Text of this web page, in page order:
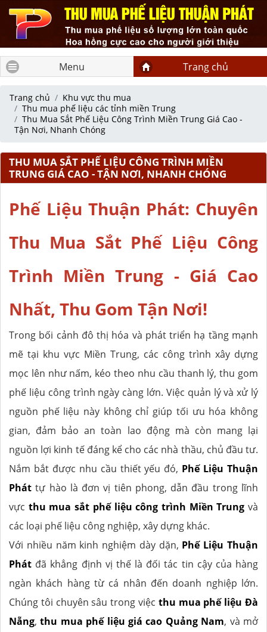
Menu Trang chủ
Trang chủ
Khu vực thu mua
Thu mua phế liệu các tỉnh miền Trung
Thu Mua Sắt Phế Liệu Công Trình Miền Trung Giá Cao -
Tận Nơi, Nhanh Chóng
THU MUA SẮT PHẾ LIỆU CÔNG TRÌNH MIỀN
TRUNG GIÁ CAO - TẬN NƠI, NHANH CHÓNG
Phế Liệu Thuận Phát: Chuyên
Thu Mua Sắt Phế Liệu Công
Trình Miền Trung - Giá Cao
Nhất, Thu Gom Tận Nơi!
Trong bối cảnh đô thị hóa và phát triển hạ tầng mạnh
mẽ tại khu vực Miền Trung, các công trình xây dựng
mọc lên như nấm, kéo theo nhu cầu thanh lý, thu gom
phế liệu công trình ngày càng lớn. Việc quản lý và xử lý
nguồn phế liệu này không chỉ giúp tối ưu hóa không
gian, đảm bảo an toàn lao động mà còn mang lại
nguồn lợi kinh tế đáng kể cho các nhà thầu, chủ đầu tư.
Nắm bắt được nhu cầu thiết yếu đó, Phế Liệu Thuận
Phát tự hào là đơn vị tiên phong, dẫn đầu trong lĩnh
vực thu mua sắt phế liệu công trình Miền Trung và
các loại phế liệu công nghiệp, xây dựng khác.
Với nhiều năm kinh nghiệm dày dặn, Phế Liệu Thuận
Phát đã khẳng định vị thế là đối tác tin cậy của hàng
ngàn khách hàng từ cá nhân đến doanh nghiệp lớn.
Chúng tôi chuyên sâu trong việc thu mua phế liệu Đà
Nẵng,thu mua phế liệu giá cao Quảng Nam, và mở